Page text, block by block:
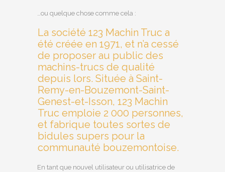
…ou quelque chose comme cela :
La société 123 Machin Truc a
été créée en 1971, et n’a cessé
de proposer au public des
machins-trucs de qualité
depuis lors. Située à Saint-
Remy-en-Bouzemont-Saint-
Genest-et-Isson, 123 Machin
Truc emploie 2 000 personnes,
et fabrique toutes sortes de
bidules supers pour la
communauté bouzemontoise.
En tant que nouvel utilisateur ou utilisatrice de